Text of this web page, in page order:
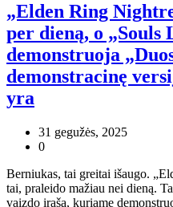
„Elden Ring
per dieną, o „Souls
demonstruoja
demonstracinę
yra
31 gegužės, 2025
0
Berniukas, tai greitai išaugo.
tai, praleido mažiau nei dieną.
vaizdo įrašą, kuriame